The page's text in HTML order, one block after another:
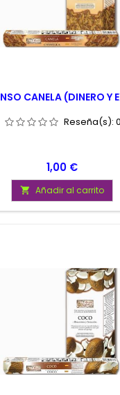
CANELA (DINERO Y
Reseña(s): 0
Precio
1,00 €
 Añadir al carrito